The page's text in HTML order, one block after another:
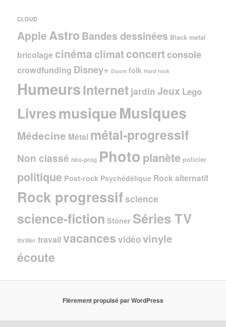
CLOUD
Apple AstroBandes dessinées Black metal
bricolage cinéma climat concertconsole
crowdfunding Disney+ Doom folk Hard rock
HumeursInternet jardin Jeux Lego
LivresmusiqueMusiques
Médecine Métal métal-progressif
Non classé néo-prog Photo planète policier
politique Post-rock Psychédélique Rock alternatif
Rock progressifscience
science-fiction Stoner Séries TV
thriller travail vacances vidéovinyle
écoute
Fièrement propulsé par WordPress